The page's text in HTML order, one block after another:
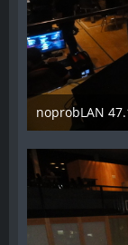
noprobLAN
26.